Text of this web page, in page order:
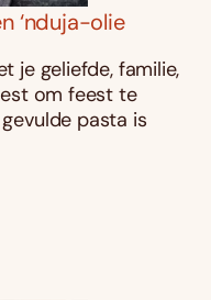
‘nduja-olie
je geliefde, familie,
om feest te
pasta is